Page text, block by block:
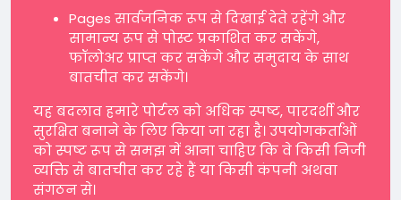
Pages सार्वजनिक रूप से दिखाई देते रहेंगे और
सामान्य रूप से पोस्ट प्रकाशित कर सकेंगे,
फॉलोअर प्राप्त कर सकेंगे और समुदाय के साथ
बातचीत कर सकेंगे।
यह बदलाव हमारे पोर्टल को अधिक स्पष्ट, पारदर्शी और
सुरक्षित बनाने के लिए किया जा रहा है। उपयोगकर्ताओं
को स्पष्ट रूप से समझ में आना चाहिए कि वे किसी निजी
व्यक्ति से बातचीत कर रहे हैं या किसी कंपनी अथवा
संगठन से।